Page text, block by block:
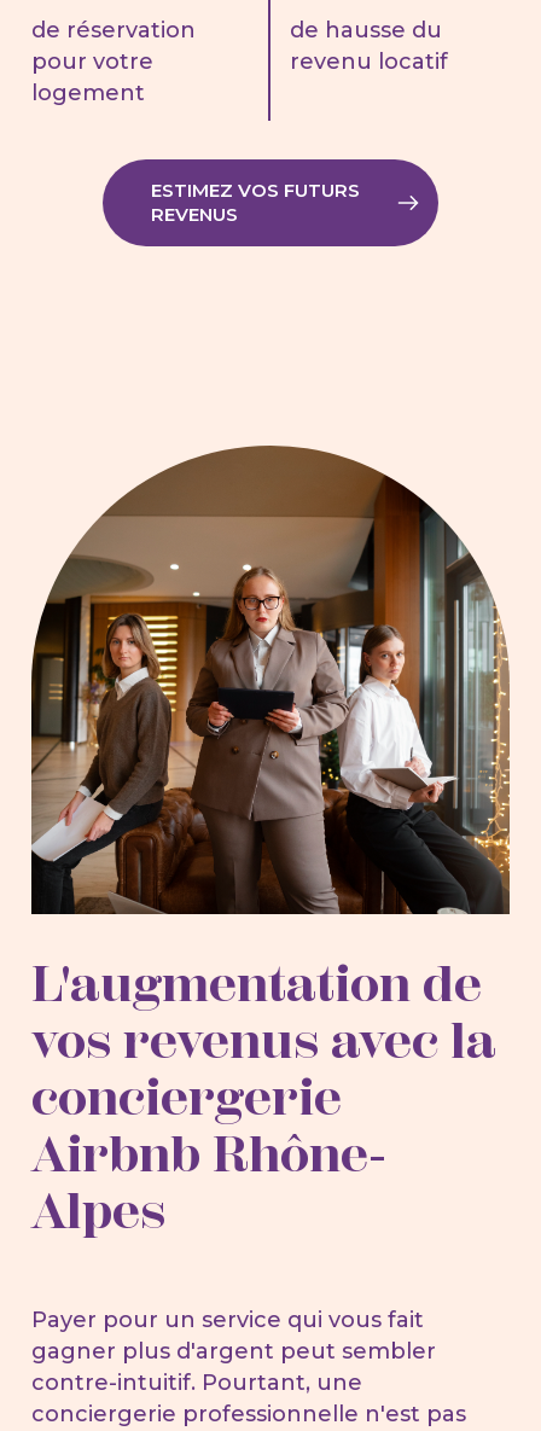
de réservation
pour votre
logement
de hausse du
revenu locatif
ESTIMEZ VOS FUTURS
REVENUS
L'augmentation de
vos revenus avec la
conciergerie
Airbnb Rhône-
Alpes
Payer pour un service qui vous fait
gagner plus d'argent peut sembler
contre-intuitif. Pourtant, une
conciergerie professionnelle n'est pas